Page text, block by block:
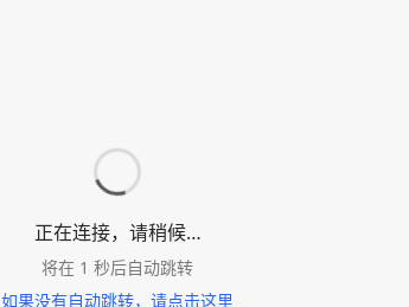
正在连接，请稍候…
将在 1 秒后自动跳转
如果没有自动跳转，请点击这里